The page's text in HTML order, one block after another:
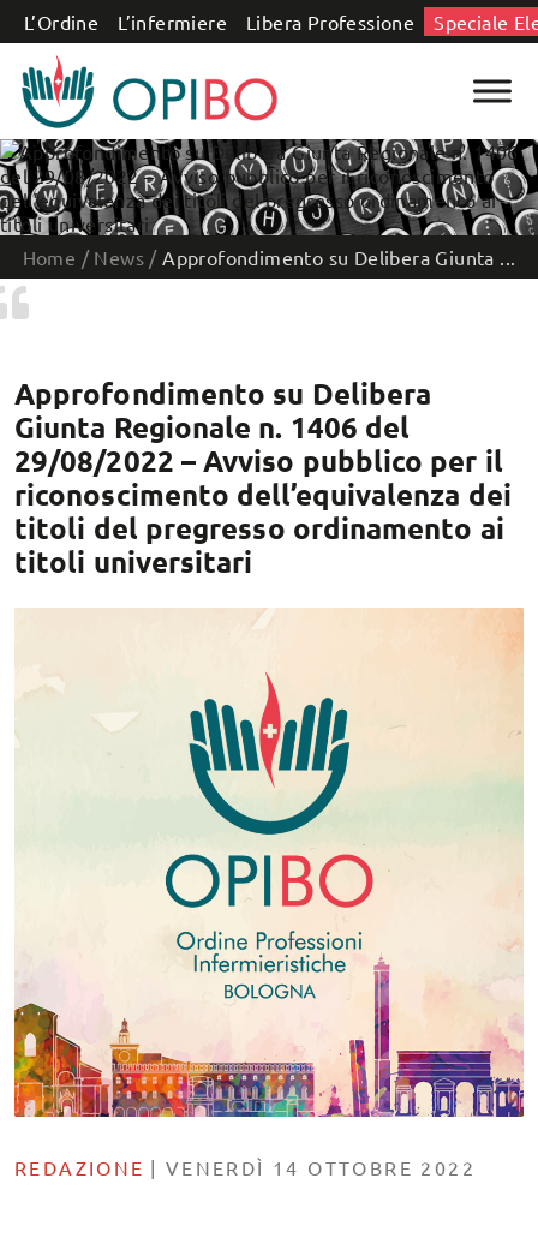
Salta al contenuto
L’Ordine L’infermiere Libera Professione Speciale
Home / News /Approfondimento su Delibera Giunta ...
Approfondimento su Delibera
Giunta Regionale n. 1406 del
29/08/2022 – Avviso pubblico per il
riconoscimento dell’equivalenza dei
titoli del pregresso ordinamento ai
titoli universitari
REDAZIONE | VENERDÌ 14 OTTOBRE 2022